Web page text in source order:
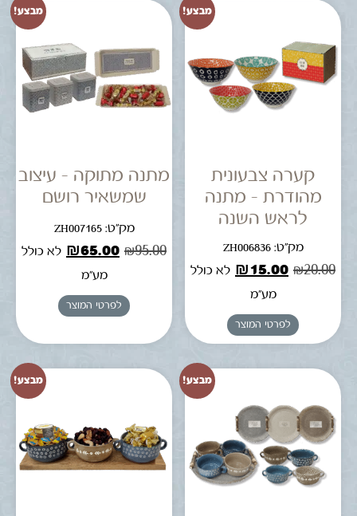
מבצע!
קערה צבעונית
מהודרת – מתנה
לראש השנה
מק"ט: ZH006836
₪20.00
₪15.00
לא כולל
מע"מ
לפרטי המוצר
מבצע!
מתנה מתוקה – עיצוב
שמשאיר רושם
מק"ט: ZH007165
₪95.00
₪65.00
לא כולל
מע"מ
לפרטי המוצר
מבצע! מבצע!